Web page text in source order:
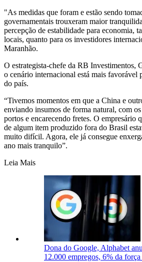
"As medidas que foram e estão sendo
governamentais trouxeram maior
percepção de estabilidade para economia,
locais, quanto para os investidores
Maranhão.
O estrategista-chefe da RB Investimentos,
o cenário internacional está mais favorável
do país.
“Tivemos momentos em que a China e
enviando insumos de forma natural, com
portos e encarecendo fretes. O empresário
de algum item produzido fora do Brasil
muito difícil. Agora, ele já consegue
ano mais tranquilo”.
Leia Mais
Dona do Google, Alphabet
12.000 empregos, 6% da